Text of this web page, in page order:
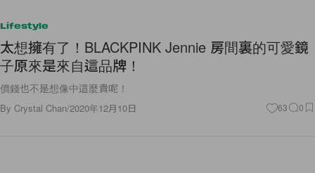
Lifestyle
太想擁有了！BLACKPINK Jennie 房間裏的可愛鏡
子原來是來自這品牌！
價錢也不是想像中這麼貴呢！
By Crystal Chan/2020年12月10日 63 0